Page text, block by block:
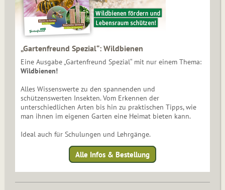
„Gartenfreund Spezial“: Wildbienen
Eine Ausgabe „Gartenfreund Spezial“ mit nur einem Thema:
Wildbienen!
Alles Wissenswerte zu den spannenden und
schützenswerten Insekten. Vom Erkennen der
unterschiedlichen Arten bis hin zu praktischen Tipps, wie
man ihnen im eigenen Garten eine Heimat bieten kann.
Ideal auch für Schulungen und Lehrgänge.
Alle Infos & Bestellung